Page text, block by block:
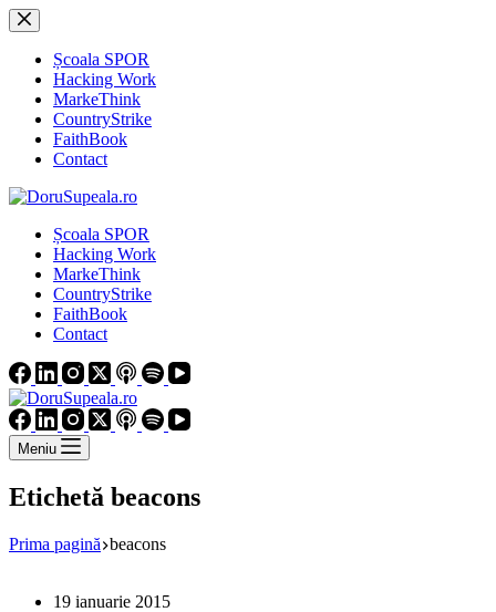
Sari
la
conținutȘcoala SPOR
Hacking Work
MarkeThink
CountryStrike
FaithBook
Contact
Școala SPOR
Hacking Work
MarkeThink
CountryStrike
FaithBook
Contact
Meniu
Etichetă beacons
Prima pagină beacons
19 ianuarie 2015